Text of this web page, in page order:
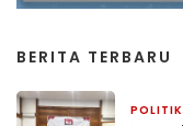
BERITA TERBARU
POLITIK